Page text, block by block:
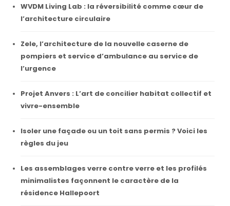
WVDM Living Lab : la réversibilité comme cœur de
l’architecture circulaire
Zele, l’architecture de la nouvelle caserne de
pompiers et service d’ambulance au service de
l’urgence
Projet Anvers : L’art de concilier habitat collectif et
vivre-ensemble
Isoler une façade ou un toit sans permis ? Voici les
règles du jeu
Les assemblages verre contre verre et les profilés
minimalistes façonnent le caractère de la
résidence Hallepoort